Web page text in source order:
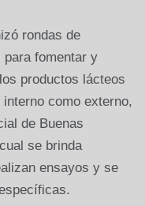
rondas de
fomentar y
productos lácteos
como externo,
de Buenas
se brinda
ensayos y se